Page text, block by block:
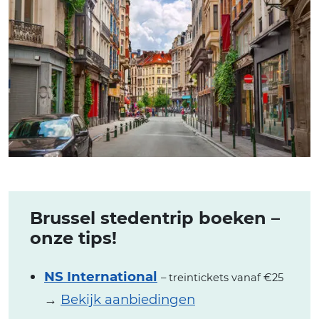
Brussel stedentrip boeken –
onze tips!
NS International – treintickets vanaf €25
→ Bekijk aanbiedingen